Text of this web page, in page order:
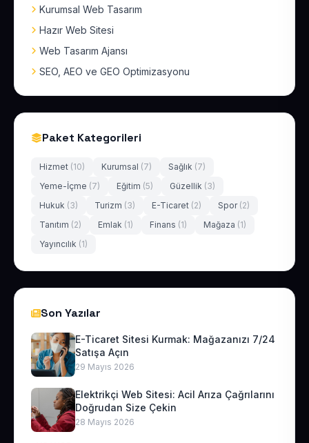
Kurumsal Web Tasarım
Hazır Web Sitesi
Web Tasarım Ajansı
SEO, AEO ve GEO Optimizasyonu
Paket Kategorileri
Hizmet (10) Kurumsal (7) Sağlık (7)
Yeme-İçme (7) Eğitim (5) Güzellik (3)
Hukuk (3) Turizm (3) E-Ticaret (2) Spor (2)
Tanıtım (2) Emlak (1) Finans (1) Mağaza (1)
Yayıncılık (1)
Son Yazılar
E-Ticaret Sitesi Kurmak: Mağazanızı 7/24
Satışa Açın
29 Mayıs 2026
Elektrikçi Web Sitesi: Acil Arıza Çağrılarını
Doğrudan Size Çekin
28 Mayıs 2026